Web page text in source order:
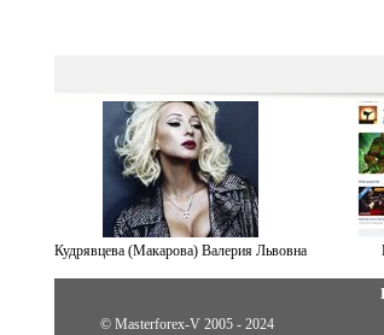
Кудрявцева (Макарова) Валерия Львовна
© Masterforex-V 2005 - 2024